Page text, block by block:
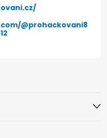
@prohackovani8